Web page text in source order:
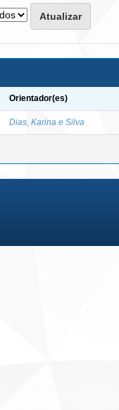
Orientador(es)
Dias, Karina e Silva